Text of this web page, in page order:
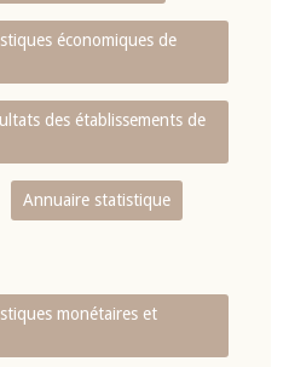
économiques de
des établissements de
Annuaire statistique
monétaires et